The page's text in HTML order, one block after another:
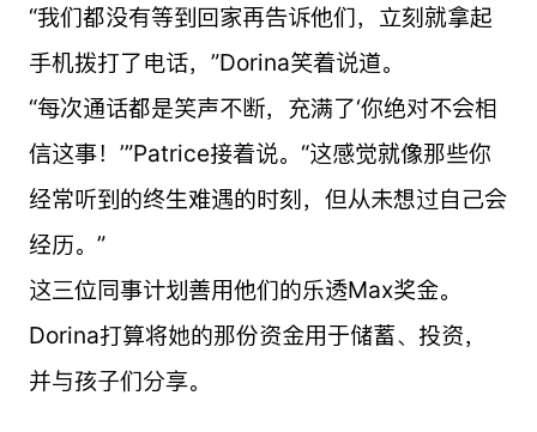
“我们都没有等到回家再告诉他们，立刻就拿起
手机拨打了电话，”Dorina笑着说道。
“每次通话都是笑声不断，充满了‘你绝对不会相
信这事！’”Patrice接着说。“这感觉就像那些你
经常听到的终生难遇的时刻，但从未想过自己会
经历。”
这三位同事计划善用他们的乐透Max奖金。
Dorina打算将她的那份资金用于储蓄、投资，
并与孩子们分享。